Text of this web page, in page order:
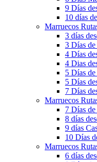
9 Días
10 días
Marruecos
3 días
3 Días
4 Días
4 Dias
5 Días
5 Días
7 Días
Marruecos
7 Días
8 días
9 días
10 Días
Marruecos
6 días